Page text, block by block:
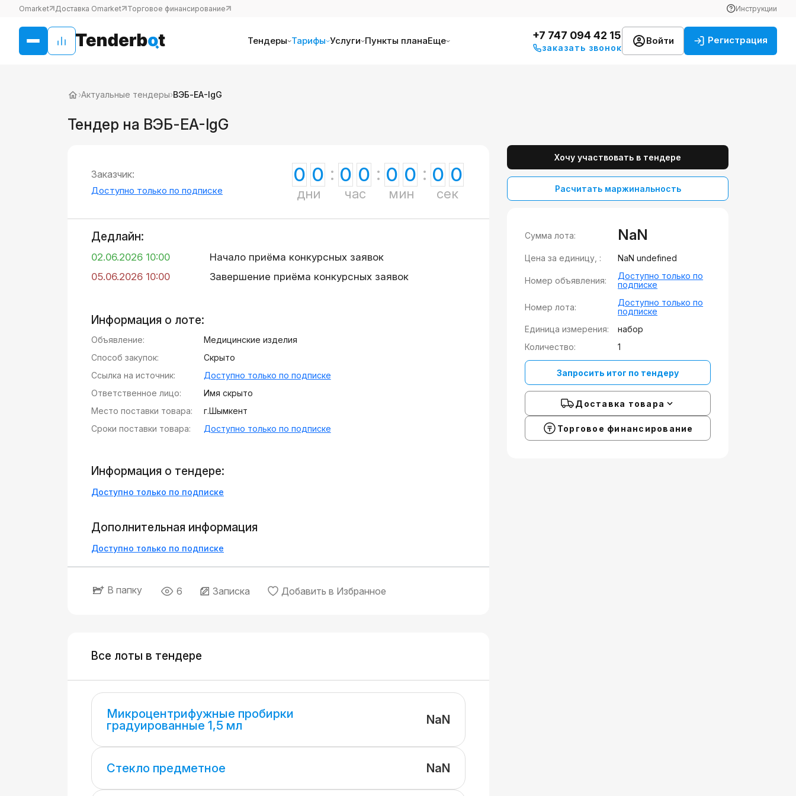
Omarket Доставка Omarket Торговое финансирование Инструкции
Тендеры Тарифы Услуги Пункты планаЕще +7 747 094 42 15
заказать звонок
Войти Регистрация
›Актуальные тендеры›ВЭБ-ЕA-IgG
Тендер на ВЭБ-ЕA-IgG
Заказчик:
Доступно только по подписке
0 0
дни
0 0
час
0 0
мин
0 0
сек
Дедлайн:
02.06.2026 10:00
Начало приёма конкурсных заявок
05.06.2026 10:00
Завершение приёма конкурсных заявок
Информация о лоте:
Объявление:
Медицинские изделия
Способ закупок:
Скрыто
Ссылка на источник:
Доступно только по подписке
Ответственное лицо:
Имя скрыто
Место поставки товара:
г.Шымкент
Сроки поставки товара:
Доступно только по подписке
Информация о тендере:
Доступно только по подписке
Дополнительная информация
Доступно только по подписке
В папку 6 Записка Добавить в Избранное
Все лоты в тендере
Микроцентрифужные пробирки
градуированные 1,5 мл
NaN
Стекло предметное NaN
Хочу участвовать в тендере
Расчитать маржинальность
Сумма лота: NaN
Цена за единицу, : NaN undefined
Номер объявления:
Доступно только по
подписке
Номер лота:
Доступно только по
подписке
Единица измерения:
набор
Количество:
1
Запросить итог по тендеру
Доставка товара
Торговое финансирование